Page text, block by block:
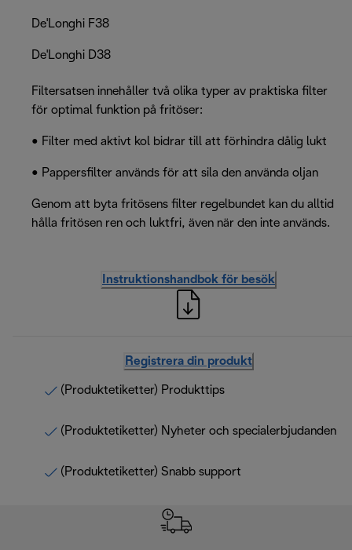
De'Longhi F38
De'Longhi D38
Filtersatsen innehåller två olika typer av praktiska filter
för optimal funktion på fritöser:
• Filter med aktivt kol bidrar till att förhindra dålig lukt
• Pappersfilter används för att sila den använda oljan
Genom att byta fritösens filter regelbundet kan du alltid
hålla fritösen ren och luktfri, även när den inte används.
Instruktionshandbok för besök
Registrera din produkt
(Produktetiketter) Produkttips
(Produktetiketter) Nyheter och specialerbjudanden
(Produktetiketter) Snabb support